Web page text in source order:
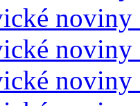
noviny
noviny
noviny